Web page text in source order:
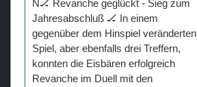
N🏒 Revanche geglückt - Sieg zum
Jahresabschluß 🏒 In einem
gegenüber dem Hinspiel veränderten
Spiel, aber ebenfalls drei Treffern,
konnten die Eisbären erfolgreich
Revanche im Duell mit den